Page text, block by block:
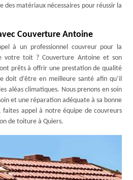
des matériaux nécessaires pour réussir la
Couverture Antoine
à un professionnel couvreur pour la
votre toit ? Couverture Antoine et son
prêts à offrir une prestation de qualité
doit d’être en meilleure santé afin qu’il
aléas climatiques. Nous prenons en soin
et une réparation adéquate à sa bonne
appel à notre équipe de couvreurs
de toiture à Quiers.